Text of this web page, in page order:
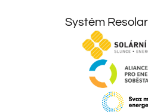
Systém